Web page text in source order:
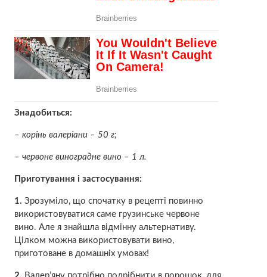
Знадобиться:
– корінь валеріани – 50 г;
– червоне виноградне вино – 1 л.
Приготування і застосування:
1. Зрозуміло, що спочатку в рецепті повинно
використовуватися саме грузинське червоне
вино. Але я знайшла відмінну альтернативу.
Цілком можна використовувати вино,
приготоване в домашніх умовах!